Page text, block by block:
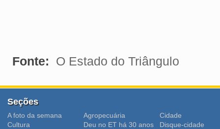
Fonte: O Estado do Triângulo
Seções
A foto da semana Agropecuária
Cidade
Cultura
Deu no ET há 30 anos
Disque-cidade